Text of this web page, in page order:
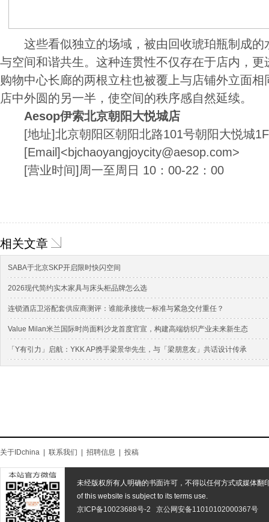
这些看似独立的场域，被由回收琥珀瓶制成的
与空间和谐共生。这种连贯性不仅存在于店内，
购物中心长廊的两根立柱也被覆上与店铺外立面
店中外圆的另一半，使空间的秩序感自然延续。
Aesop伊索北京朝阳大悦城店
[地址]北京朝阳区朝阳北路101号朝阳大悦城
[Email]<bjchaoyangjoycity@aesop.com>
[营业时间]周一至周日 10：00-22：00
相关文章
SABA于北京SKP开启限时快闪空间
2026现代简约实木家具与床头柜品牌怎么选
连锁酒店卫浴配套供应商测评：谁能承接统一标准与紧急交付重任？
Value Milan米兰国际时尚面料沙龙首度官宣，构建高端纺织产业未来新生态
「Y有引力」启航：YKK AP携手梁景华先生，与「梁朋意友」共话设计传承
关于IDchina 联系我们 招聘信息 投稿
未经版权所有人明确的书面许可，不得以任何方式或媒体翻
of this website is subject to its terms use.
京ICP备10023688号-2
京公网安备11010102000367号